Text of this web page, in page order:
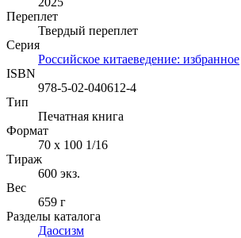
Переплет
Твердый переплет
Серия
Российское китаеведение: избранное
ISBN
978-5-02-040612-4
Тип
Печатная книга
Формат
70 x 100 1/16
Тираж
600 экз.
Вес
659 г
Разделы каталога
Даосизм